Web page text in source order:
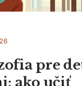
pre
ako učiť